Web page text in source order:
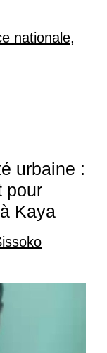
nationale,
urbaine :
pour
Kaya